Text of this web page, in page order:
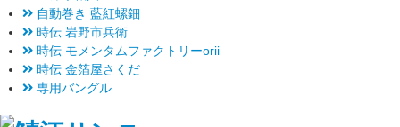
自動巻き 藍紅螺鈿
時伝 岩野市兵衛
時伝 モメンタムファクトリーorii
時伝 金箔屋さくだ
専用バングル